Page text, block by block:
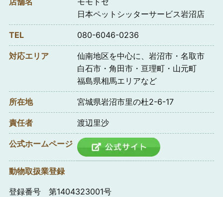
日本ペットシッターサービス岩沼店
TEL 080-6046-0236
対応エリア
仙南地区を中心に、岩沼市・名取市
白石市・角田市・亘理町・山元町
福島県相馬エリアなど
所在地 宮城県岩沼市里の杜2-6-17
責任者 渡辺里沙
公式ホームページ
動物取扱業登録
登録番号 第1404323001号